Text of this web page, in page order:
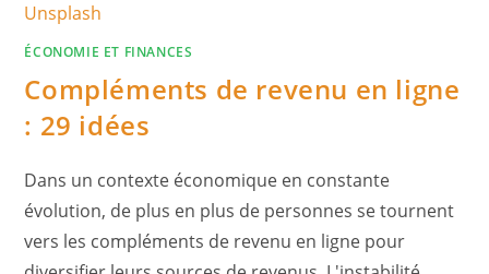
Unsplash
ÉCONOMIE ET FINANCES
Compléments de revenu en ligne
: 29 idées
Dans un contexte économique en constante
évolution, de plus en plus de personnes se tournent
vers les compléments de revenu en ligne pour